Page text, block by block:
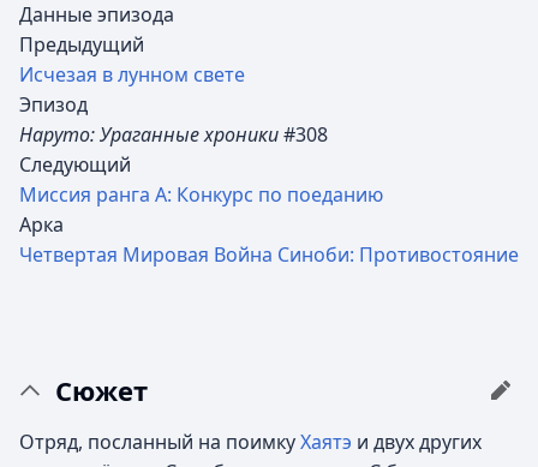
Данные эпизода
Предыдущий
Исчезая в лунном свете
Эпизод
Наруто: Ураганные хроники#308
Следующий
Миссия ранга А: Конкурс по поеданию
Арка
Четвертая Мировая Война Синоби: Противостояние
Сюжет
Отряд, посланный на поимкуХаятэ и двух других